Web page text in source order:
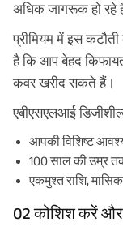
अधिक जागरूक हो रहे
प्रीमियम में इस
है कि आप बेहद
कवर खरीद सकते हैं।
एबीएसएलआई
आपकी विशिष्ट
100 साल की उम्र
एकमुश्त राशि,
02 कोशिश करें और